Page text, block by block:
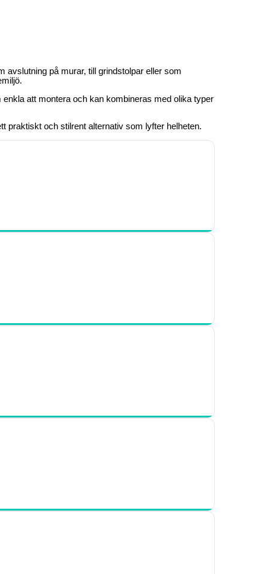
avslutning på murar, till grindstolpar eller som
att montera och kan kombineras med olika typer
praktiskt och stilrent alternativ som lyfter helheten.